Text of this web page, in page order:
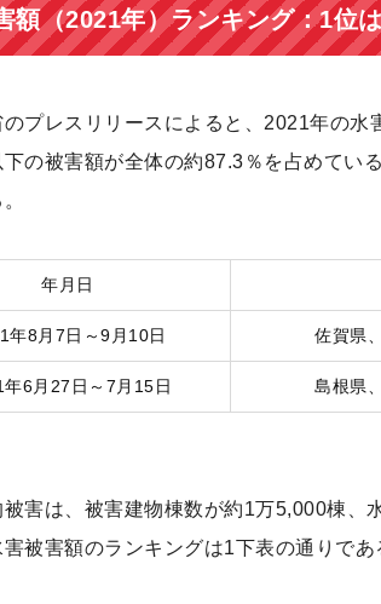
額（2021年）ランキング：1位
のプレスリリースによると、2021年の水
の被害額が全体の約87.3％を占めてい
年月日
年8月7日～9月10日 佐賀県
年6月27日～7月15日 島根県
害は、被害建物棟数が約1万5,000棟、
被害額のランキングは1下表の通りであ